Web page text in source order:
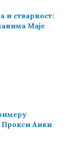
и стварност:
Маје
Аики